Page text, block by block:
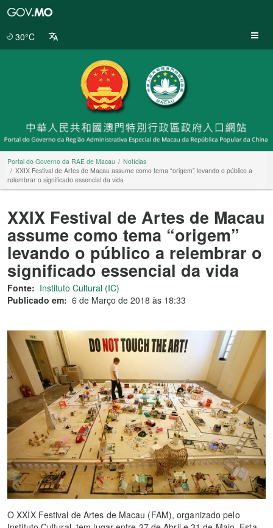
30°C
Portal do Governo da RAE de Macau
Notícias
XXIX Festival de Artes de Macau assume como tema “origem” levando o público a
relembrar o significado essencial da vida
XXIX Festival de Artes de Macau
assume como tema “origem”
levando o público a relembrar o
significado essencial da vida
Fonte: Instituto Cultural (IC)
Publicado em: 6 de Março de 2018 às 18:33
O XXIX Festival de Artes de Macau (FAM), organizado pelo